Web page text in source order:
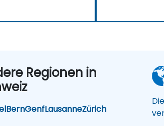
Regionen in
BernGenfLausanneZürich